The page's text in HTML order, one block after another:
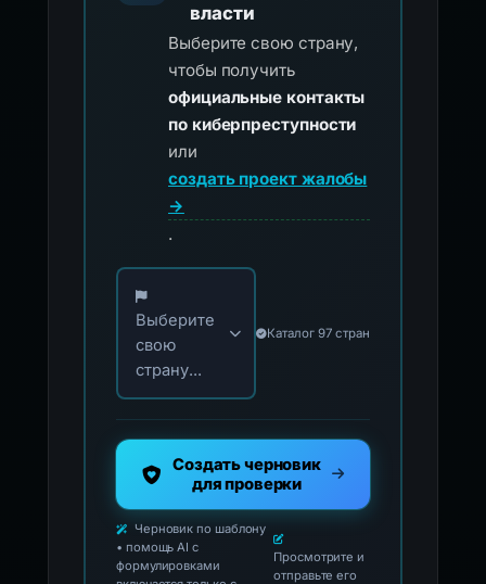
власти
Выберите свою страну,
чтобы получить
официальные контакты
по киберпреступности
или
создать проект жалобы
→
.
Выберите свою страну для официальных
Выберите
свою
страну...
Каталог 97 стран
Создать черновик
для проверки
Черновик по шаблону
• помощь AI с
формулировками
Просмотрите и
отправьте его